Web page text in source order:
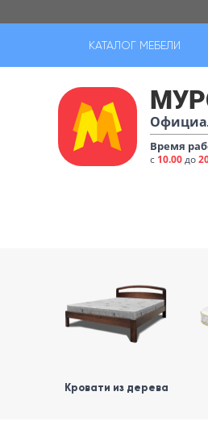
КАТАЛОГ МЕБЕЛИ
Время
с 10.00до
Кровати из дерева